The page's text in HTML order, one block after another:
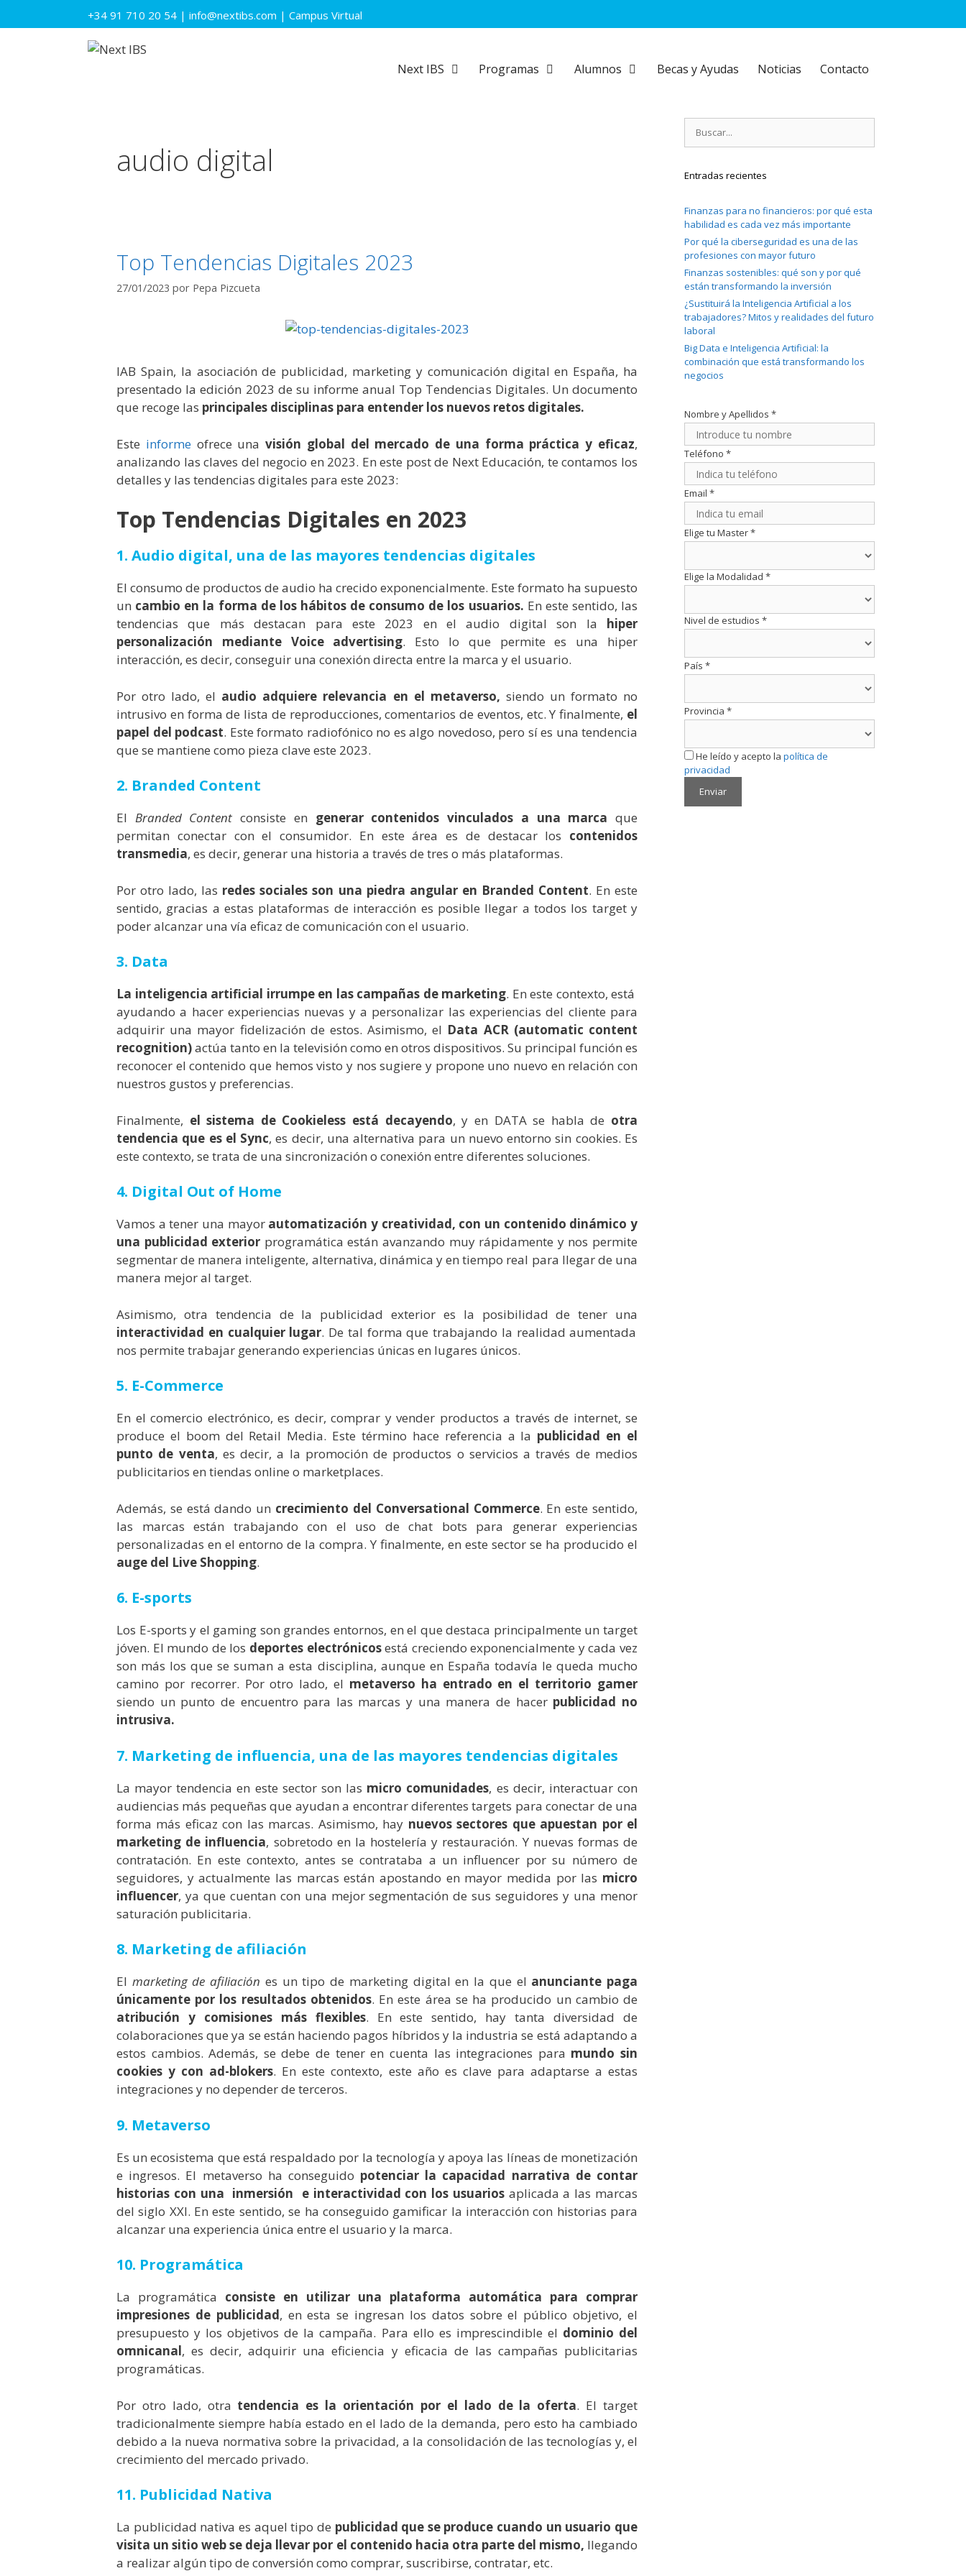
al
+34 91 710 20 54 | info@nextibs.com | Campus Virtual
Next IBS Programas Alumnos Becas y Ayudas Noticias Contacto
audio digital
Top Tendencias Digitales 2023
27/01/2023 por Pepa Pizcueta
IAB Spain, la asociación de publicidad, marketing y comunicación digital en España, ha
presentado la edición 2023 de su informe anual Top Tendencias Digitales. Un documento
que recoge las principales disciplinas para entender los nuevos retos digitales.
Este informeofrece unavisión global del mercado de una forma práctica y eficaz,
analizando las claves del negocio en 2023. En este post de Next Educación, te contamos los
detalles y las tendencias digitales para este 2023:
Top Tendencias Digitales en 2023
1. Audio digital, una de las mayores tendencias digitales
El consumo de productos de audio ha crecido exponencialmente. Este formato ha supuesto
un cambio en la forma de los hábitos de consumo de los usuarios. En este sentido, las
tendencias que más destacan para este 2023 en el audio digital son la hiper
personalización mediante Voice advertising. Esto lo que permite es una hiper
interacción, es decir, conseguir una conexión directa entre la marca y el usuario.
Por otro lado, el audio adquiere relevancia en el metaverso, siendo un formato no
intrusivo en forma de lista de reproducciones, comentarios de eventos, etc. Y finalmente, el
papel del podcast. Este formato radiofónico no es algo novedoso, pero sí es una tendencia
que se mantiene como pieza clave este 2023.
2. Branded Content
El Branded Content consiste en generar contenidos vinculados a una marca que
permitan conectar con el consumidor. En este área es de destacar los contenidos
transmedia, es decir, generar una historia a través de tres o más plataformas.
Por otro lado, las redes sociales son una piedra angular en Branded Content. En este
sentido, gracias a estas plataformas de interacción es posible llegar a todos los target y
poder alcanzar una vía eficaz de comunicación con el usuario.
3. Data
La inteligencia artificial irrumpe en las campañas de marketing. En este contexto, está
ayudando a hacer experiencias nuevas y a personalizar las experiencias del cliente para
adquirir una mayor fidelización de estos. Asimismo, el Data ACR (automatic content
recognition)actúa tanto en la televisión como en otros dispositivos. Su principal función es
reconocer el contenido que hemos visto y nos sugiere y propone uno nuevo en relación con
nuestros gustos y preferencias.
Finalmente, el sistema de Cookieless está decayendo, y en DATA se habla de otra
tendencia que es el Sync, es decir, una alternativa para un nuevo entorno sin cookies. Es
este contexto, se trata de una sincronización o conexión entre diferentes soluciones.
4. Digital Out of Home
Vamos a tener una mayor automatización y creatividad, con un contenido dinámico y
una publicidad exterior programática están avanzando muy rápidamente y nos permite
segmentar de manera inteligente, alternativa, dinámica y en tiempo real para llegar de una
manera mejor al target.
Asimismo, otra tendencia de la publicidad exterior es la posibilidad de tener una
interactividad en cualquier lugar. De tal forma que trabajando la realidad aumentada
nos permite trabajar generando experiencias únicas en lugares únicos.
5. E-Commerce
En el comercio electrónico, es decir, comprar y vender productos a través de internet, se
produce el boom del Retail Media. Este término hace referencia a la publicidad en el
punto de venta, es decir, a la promoción de productos o servicios a través de medios
publicitarios en tiendas online o marketplaces.
Además, se está dando un crecimiento del Conversational Commerce. En este sentido,
las marcas están trabajando con el uso de chat bots para generar experiencias
personalizadas en el entorno de la compra. Y finalmente, en este sector se ha producido el
auge del Live Shopping.
6. E-sports
Los E-sports y el gaming son grandes entornos, en el que destaca principalmente un target
jóven. El mundo de los deportes electrónicosestá creciendo exponencialmente y cada vez
son más los que se suman a esta disciplina, aunque en España todavía le queda mucho
camino por recorrer. Por otro lado, el metaverso ha entrado en el territorio gamer
siendo un punto de encuentro para las marcas y una manera de hacer publicidad no
intrusiva.
7. Marketing de influencia, una de las mayores tendencias digitales
La mayor tendencia en este sector son las micro comunidades, es decir, interactuar con
audiencias más pequeñas que ayudan a encontrar diferentes targets para conectar de una
forma más eficaz con las marcas. Asimismo, hay nuevos sectores que apuestan por el
marketing de influencia, sobretodo en la hostelería y restauración. Y nuevas formas de
contratación. En este contexto, antes se contrataba a un influencer por su número de
seguidores, y actualmente las marcas están apostando en mayor medida por las micro
influencer, ya que cuentan con una mejor segmentación de sus seguidores y una menor
saturación publicitaria.
8. Marketing de afiliación
El marketing de afiliación es un tipo de marketing digital en la que el anunciante paga
únicamente por los resultados obtenidos. En este área se ha producido un cambio de
atribución y comisiones más flexibles. En este sentido, hay tanta diversidad de
colaboraciones que ya se están haciendo pagos híbridos y la industria se está adaptando a
estos cambios. Además, se debe de tener en cuenta las integraciones para mundo sin
cookies y con ad-blokers. En este contexto, este año es clave para adaptarse a estas
integraciones y no depender de terceros.
9. Metaverso
Es un ecosistema que está respaldado por la tecnología y apoya las líneas de monetización
e ingresos. El metaverso ha conseguido potenciar la capacidad narrativa de contar
historias con una inmersión e interactividad con los usuariosaplicada a las marcas
del siglo XXI. En este sentido, se ha conseguido gamificar la interacción con historias para
alcanzar una experiencia única entre el usuario y la marca.
10. Programática
La programática consiste en utilizar una plataforma automática para comprar
impresiones de publicidad, en esta se ingresan los datos sobre el público objetivo, el
presupuesto y los objetivos de la campaña. Para ello es imprescindible el dominio del
omnicanal, es decir, adquirir una eficiencia y eficacia de las campañas publicitarias
programáticas.
Por otro lado, otra tendencia es la orientación por el lado de la oferta. El target
tradicionalmente siempre había estado en el lado de la demanda, pero esto ha cambiado
debido a la nueva normativa sobre la privacidad, a la consolidación de las tecnologías y, el
crecimiento del mercado privado.
11. Publicidad Nativa
La publicidad nativa es aquel tipo de publicidad que se produce cuando un usuario que
visita un sitio web se deja llevar por el contenido hacia otra parte del mismo, llegando
a realizar algún tipo de conversión como comprar, suscribirse, contratar, etc.
Entradas recientes
Finanzas para no financieros: por qué esta
habilidad es cada vez más importante
Por qué la ciberseguridad es una de las
profesiones con mayor futuro
Finanzas sostenibles: qué son y por qué
están transformando la inversión
¿Sustituirá la Inteligencia Artificial a los
trabajadores? Mitos y realidades del futuro
laboral
Big Data e Inteligencia Artificial: la
combinación que está transformando los
negocios
Nombre y Apellidos *
Teléfono *
Email *
Elige tu Master*
Elige la Modalidad *
Nivel de estudios *
País *
Provincia *
He leído y acepto la política de
privacidad